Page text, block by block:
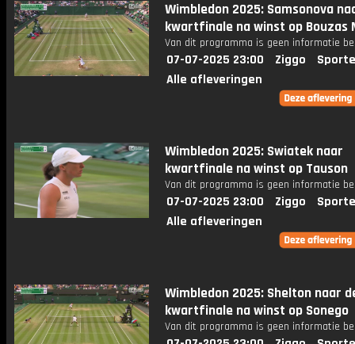
Wimbledon 2025: Samsonova
kwartfinale na winst op Bouzas
Van dit programma is geen informatie
07-07-2025 23:00 Ziggo
Alle afleveringen
Wimbledon 2025: Swiatek naar
kwartfinale na winst op Tauson
Van dit programma is geen informatie
07-07-2025 23:00 Ziggo
Alle afleveringen
Wimbledon 2025: Shelton naar
kwartfinale na winst op Sonego
Van dit programma is geen informatie